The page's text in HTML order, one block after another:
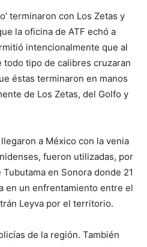
terminaron con Los Zetas y
la oficina de ATF echó a
intencionalmente que al
todo tipo de calibres cruzaran
éstas terminaron en manos
de Los Zetas, del Golfo y
a México con la venia
fueron utilizadas, por
en Sonora donde 21
en un enfrentamiento entre el
Leyva por el territorio.
de la región. También